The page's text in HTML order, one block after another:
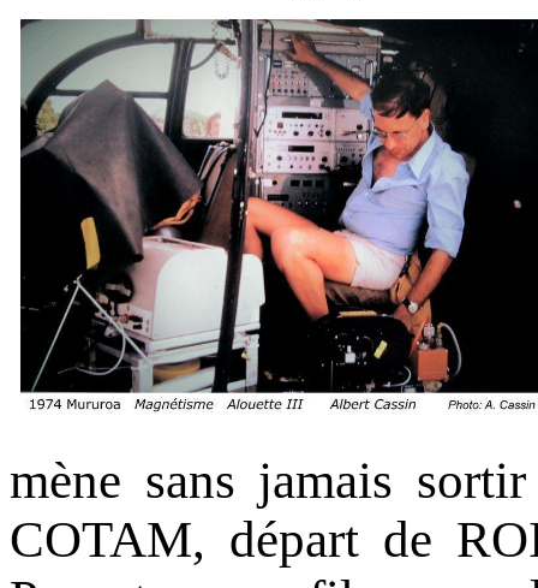
mène sans jamais
COTAM, départ de